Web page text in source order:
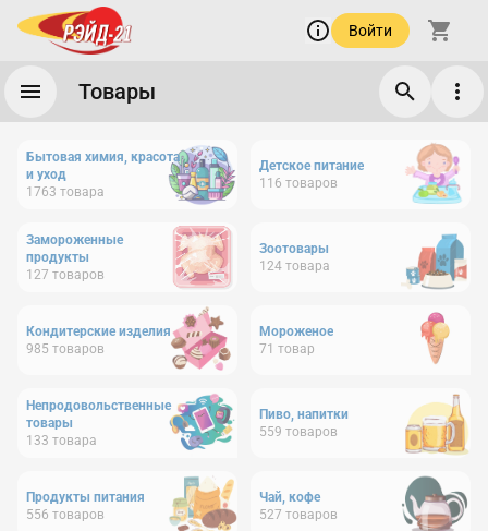
Войти
Товары
Бытовая химия, красота
и уход
1763 товара
Детское питание
116 товаров
Замороженные
продукты
127 товаров
Зоотовары
124 товара
Кондитерские изделия
985 товаров
Мороженое
71 товар
Непродовольственные
товары
133 товара
Пиво, напитки
559 товаров
Продукты питания
556 товаров
Чай, кофе
527 товаров